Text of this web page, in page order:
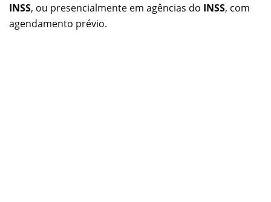
INSS, ou presencialmente em agências do INSS, com
agendamento prévio.